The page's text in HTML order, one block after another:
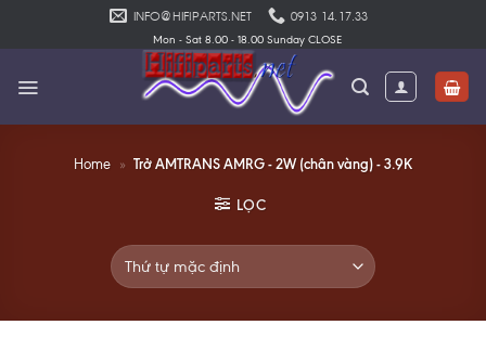
INFO@HIFIPARTS.NET 0913 14.17.33
Mon - Sat 8.00 - 18.00 Sunday CLOSE
Home » Trở AMTRANS AMRG - 2W (chân vàng) - 3.9K
LỌC